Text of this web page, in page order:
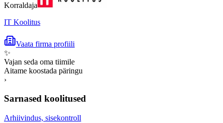
Korraldaja
IT Koolitus
Vaata firma profiili
✨
Vajan seda oma tiimile
Aitame koostada päringu
›
Sarnased koolitused
Arhiivindus, sisekontroll